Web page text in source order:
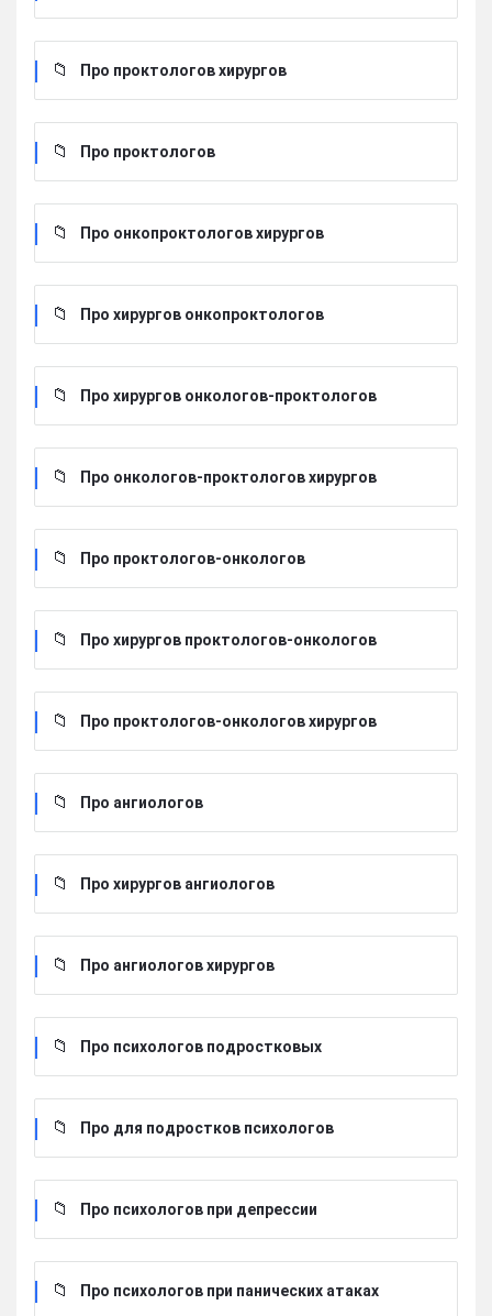
Про проктологов хирургов
Про проктологов
Про онкопроктологов хирургов
Про хирургов онкопроктологов
Про хирургов онкологов-проктологов
Про онкологов-проктологов хирургов
Про проктологов-онкологов
Про хирургов проктологов-онкологов
Про проктологов-онкологов хирургов
Про ангиологов
Про хирургов ангиологов
Про ангиологов хирургов
Про психологов подростковых
Про для подростков психологов
Про психологов при депрессии
Про психологов при панических атаках